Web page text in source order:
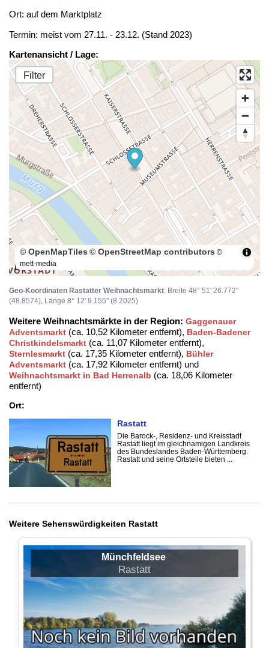
Ort: auf dem Marktplatz
Termin: meist vom 27.11. - 23.12. (Stand 2023)
Kartenansicht / Lage:
Filter
100 m
© OpenMapTiles © OpenStreetMap contributors ©
mett-media
Geo-Koordinaten Rastatter Weihnachtsmarkt: Breite 48° 51' 26.772"
(48.8574), Länge 8° 12' 9.155" (8.2025)
Weitere Weihnachtsmärkte in der Region: Gaggenauer
Adventsmarkt (ca. 10,52 Kilometer entfernt), Baden-Badener
Christkindelsmarkt (ca. 11,07 Kilometer entfernt),
Sternlesmarkt (ca. 17,35 Kilometer entfernt), Bühler
Adventsmarkt (ca. 17,92 Kilometer entfernt) und
Weihnachtsmarkt in Bad Herrenalb (ca. 18,06 Kilometer
entfernt)
Ort:
Rastatt
Die Barock-, Residenz- und Kreisstadt
Rastatt liegt im gleichnamigen Landkreis
des Bundeslandes Baden-Württemberg.
Rastatt und seine Ortsteile bieten ...
Weitere Sehenswürdigkeiten Rastatt
Münchfeldsee
Rastatt